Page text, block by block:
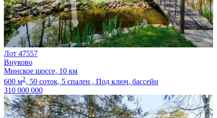
Лот 47557
Внуково
Минское шоссе, 10 км
600 м2, 50 соток, 5 спален , Под ключ, бассейн
310 000 000